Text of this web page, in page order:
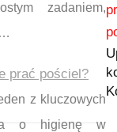
zadaniem,
prać pościel?
z kluczowych
o higienę w